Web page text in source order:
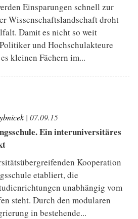
Einsparungen schnell zur
Wissenschaftslandschaft droht
Damit es nicht so weit
und Hochschulakteure
kleinen Fächern im...
| 07.09.15
Ein interuniversitäres
Kooperation
etabliert, die
unabhängig vom
steht. Durch den modularen
in bestehende...